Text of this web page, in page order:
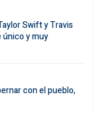
Swift y Travis
único y muy
con el pueblo,